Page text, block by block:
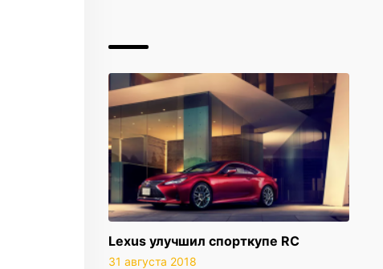
Lexus улучшил спорткупе RC
31 августа 2018